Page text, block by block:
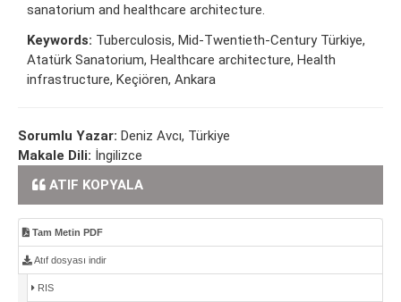
sanatorium and healthcare architecture.
Keywords: Tuberculosis, Mid-Twentieth-Century Türkiye,
Atatürk Sanatorium, Healthcare architecture, Health
infrastructure, Keçiören, Ankara
Sorumlu Yazar: Deniz Avcı, Türkiye
Makale Dili: İngilizce
ATIF KOPYALA
Tam Metin PDF
Atıf dosyası indir
RIS